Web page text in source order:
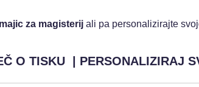
za magisterij ali pa personalizirajte
O TISKU PERSONALIZIRAJ